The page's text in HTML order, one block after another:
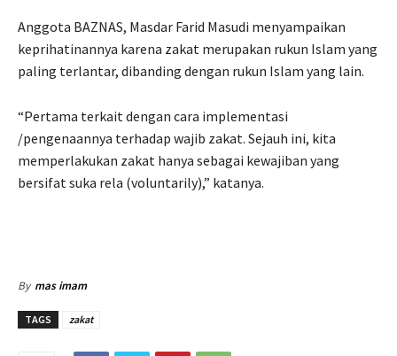
Anggota BAZNAS, Masdar Farid Masudi menyampaikan
keprihatinannya karena zakat merupakan rukun Islam yang
paling terlantar, dibanding dengan rukun Islam yang lain.
“Pertama terkait dengan cara implementasi
/pengenaannya terhadap wajib zakat. Sejauh ini, kita
memperlakukan zakat hanya sebagai kewajiban yang
bersifat suka rela (voluntarily),” katanya.
By mas imam
TAGS zakat